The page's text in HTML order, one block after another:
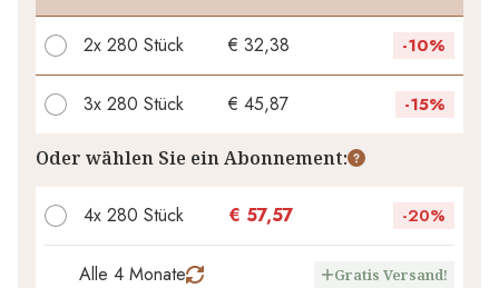
2x 280 Stück € 32,38 -10%
3x 280 Stück € 45,87 -15%
Ihr persönlicher Rabatt
1 € 0,00
Oder wählen Sie ein Abonnement:
4x 280 Stück € 57,57 -20%
Alle 4 Monate Gratis Versand!